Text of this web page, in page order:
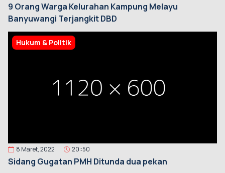
9 Orang Warga Kelurahan Kampung Melayu
Banyuwangi Terjangkit DBD
Hukum & Politik
8 Maret, 2022 20::50
Sidang Gugatan PMH Ditunda dua pekan